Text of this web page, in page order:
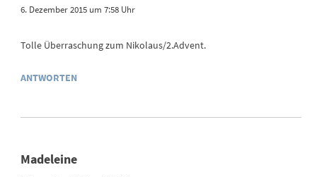
6. Dezember 2015 um 7:58 Uhr
Tolle Überraschung zum Nikolaus/2.Advent.
ANTWORTEN
Madeleine